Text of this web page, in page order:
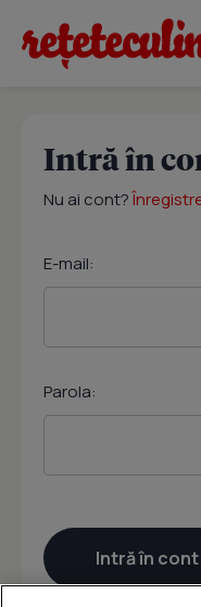
Intră în
Nu ai cont?
E-mail:
Parola: